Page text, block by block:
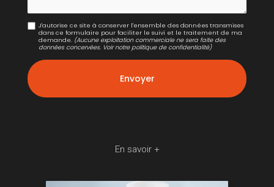
J'autorise ce site à conserver l'ensemble des données transmises
dans ce formulaire pour faciliter le suivi et le traitement de ma
demande. (Aucune exploitation commerciale ne sera faite des
données concervées. Voir notrepolitique de confidentialité)
En savoir +